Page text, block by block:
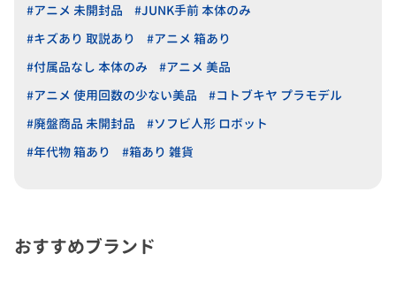
#アニメ 未開封品
#JUNK手前 本体のみ
#キズあり 取説あり
#アニメ 箱あり
#付属品なし 本体のみ
#アニメ 美品
#アニメ 使用回数の少ない美品
#コトブキヤ プラモデル
#廃盤商品 未開封品
#ソフビ人形 ロボット
#年代物 箱あり
#箱あり 雑貨
おすすめブランド